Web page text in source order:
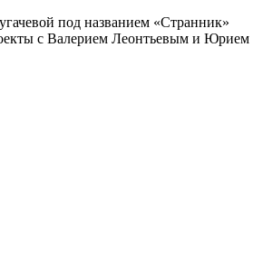
под названием «Странник»
с Валерием Леонтьевым и Юрием